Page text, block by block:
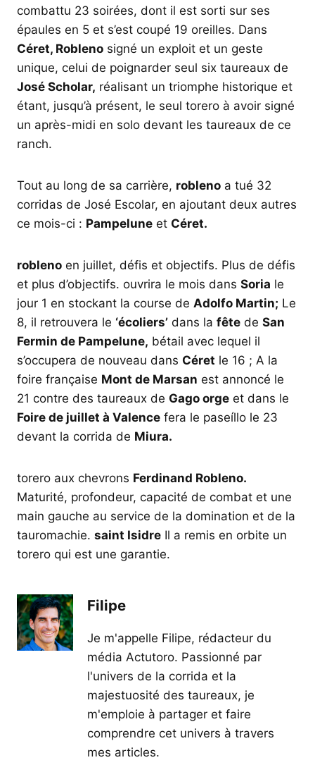
combattu 23 soirées, dont il est sorti sur ses
épaules en 5 et s’est coupé 19 oreilles. Dans
Céret, Robleno signé un exploit et un geste
unique, celui de poignarder seul six taureaux de
José Scholar, réalisant un triomphe historique et
étant, jusqu’à présent, le seul torero à avoir signé
un après-midi en solo devant les taureaux de ce
ranch.
Tout au long de sa carrière, robleno a tué 32
corridas de José Escolar, en ajoutant deux autres
ce mois-ci : Pampelune et Céret.
robleno en juillet, défis et objectifs. Plus de défis
et plus d’objectifs. ouvrira le mois dans Soria le
jour 1 en stockant la course de Adolfo Martin; Le
8, il retrouvera le ‘écoliers’ dans la fête de San
Fermin de Pampelune, bétail avec lequel il
s’occupera de nouveau dans Céret le 16 ; A la
foire française Mont de Marsan est annoncé le
21 contre des taureaux de Gago orge et dans le
Foire de juillet à Valence fera le paseíllo le 23
devant la corrida de Miura.
torero aux chevrons Ferdinand Robleno.
Maturité, profondeur, capacité de combat et une
main gauche au service de la domination et de la
tauromachie. saint Isidre Il a remis en orbite un
torero qui est une garantie.
Filipe
Je m'appelle Filipe, rédacteur du
média Actutoro. Passionné par
l'univers de la corrida et la
majestuosité des taureaux, je
m'emploie à partager et faire
comprendre cet univers à travers
mes articles.